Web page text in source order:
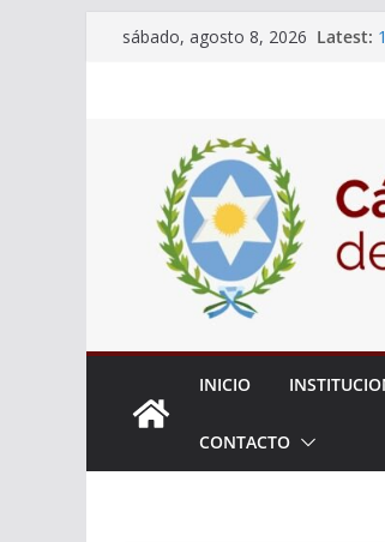
sábado, agosto 8, 2026 Latest:
INICIO
CONTACTO